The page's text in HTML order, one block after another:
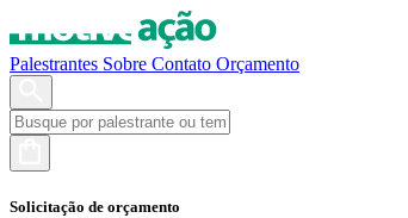
Palestrantes Sobre Contato Orçamento
Solicitação de orçamento